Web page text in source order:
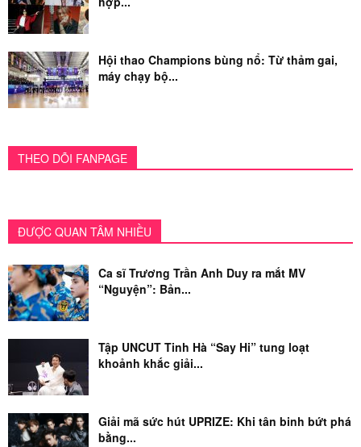
Hội thao Champions bùng nổ: Từ thảm gai,
máy chạy bộ...
THEO DÕI FANPAGE
ĐƯỢC QUAN TÂM NHIỀU
Ca sĩ Trương Trần Anh Duy ra mắt MV
“Nguyện”: Bản...
Tập UNCUT Tinh Hà “Say Hi” tung loạt
khoảnh khắc giải...
Giải mã sức hút UPRIZE: Khi tân binh bứt phá
bằng...